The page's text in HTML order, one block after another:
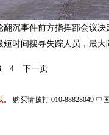
沉事件前方指挥部会议
时间搜寻失踪人员，最大
4 下一页
。 购买请拨打 010-88828049 中